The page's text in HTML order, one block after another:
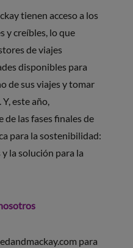
tienen acceso a los
y creíbles, lo que
de viajes
disponibles para
de sus viajes y tomar
este año,
las fases finales de
para la sostenibilidad:
la solución para la
para